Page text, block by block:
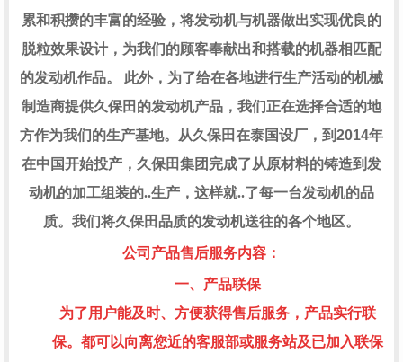
累和积攒的丰富的经验，将发动机与机器做出实现优良的
脱粒效果设计，为我们的顾客奉献出和搭载的机器相匹配
的发动机作品。 此外，为了给在各地进行生产活动的机械
制造商提供久保田的发动机产品，我们正在选择合适的地
方作为我们的生产基地。从久保田在泰国设厂，到2014年
在中国开始投产，久保田集团完成了从原材料的铸造到发
动机的加工组装的..生产，这样就..了每一台发动机的品
质。我们将久保田品质的发动机送往的各个地区。
公司产品售后服务内容：
一、产品联保
为了用户能及时、方便获得售后服务，产品实行联
保。都可以向离您近的客服部或服务站及已加入联保